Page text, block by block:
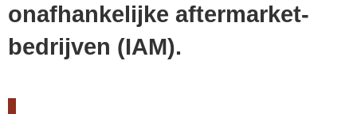
onafhankelijke aftermarket-
bedrijven (IAM).